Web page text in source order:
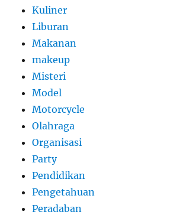
Kuliner
Liburan
Makanan
makeup
Misteri
Model
Motorcycle
Olahraga
Organisasi
Party
Pendidikan
Pengetahuan
Peradaban